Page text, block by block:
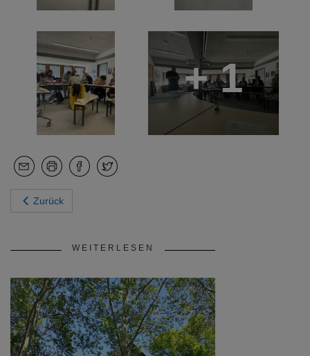
+ 1
Zurück
WEITERLESEN